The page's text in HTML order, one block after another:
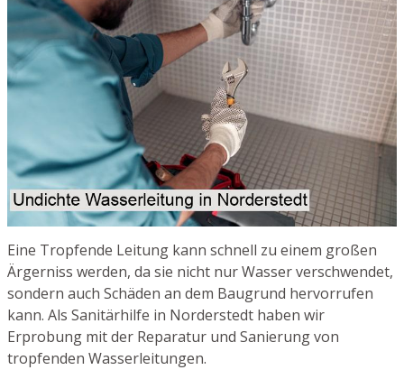
Eine Tropfende Leitung kann schnell zu einem großen
Ärgerniss werden, da sie nicht nur Wasser verschwendet,
sondern auch Schäden an dem Baugrund hervorrufen
kann. Als Sanitärhilfe in Norderstedt haben wir
Erprobung mit der Reparatur und Sanierung von
tropfenden Wasserleitungen.